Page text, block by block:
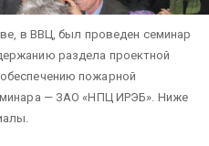
в ВВЦ, был проведен семинар
раздела проектной
пожарной
— ЗАО «НПЦ ИРЭБ». Ниже